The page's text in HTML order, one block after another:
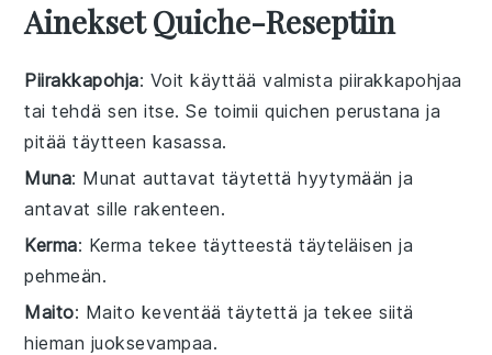
Ainekset Quiche-Reseptiin
Piirakkapohja: Voit käyttää valmista piirakkapohjaa
tai tehdä sen itse. Se toimii quichen perustana ja
pitää täytteen kasassa.
Muna: Munat auttavat täytettä hyytymään ja
antavat sille rakenteen.
Kerma: Kerma tekee täytteestä täyteläisen ja
pehmeän.
Maito: Maito keventää täytettä ja tekee siitä
hieman juoksevampaa.